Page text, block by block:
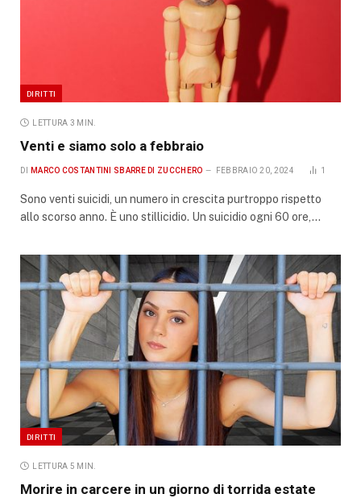
DIRITTI
LETTURA 3 MIN.
Venti e siamo solo a febbraio
DI MARCO COSTANTINI SBARRE DI ZUCCHERO FEBBRAIO 20, 2024 1
Sono venti suicidi, un numero in crescita purtroppo rispetto
allo scorso anno. È uno stillicidio. Un suicidio ogni 60 ore,…
DIRITTI
LETTURA 5 MIN.
Morire in carcere in un giorno di torrida estate